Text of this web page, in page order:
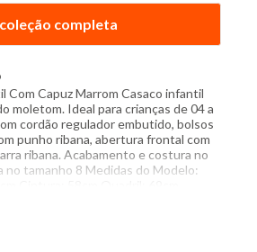
completa
Com Capuz Marrom Casaco infantil
moletom. Ideal para crianças de 04 a
cordão regulador embutido, bolsos
punho ribana, abertura frontal com
ribana. Acabamento e costura no
no tamanho 8 Medidas do Modelo:
Cintura: 58cm Quadril: 69cm